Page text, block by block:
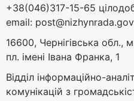
+38(046)317-15-65
email:
16600, Чернігівська обл.,
пл. імені Івана Франка, 1
Відділ інформаційно-
комунікацій з